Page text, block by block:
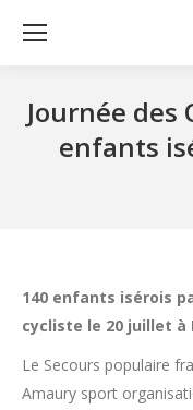
Journée des
enfants
140 enfants isérois
cycliste le 20 juillet à
Le Secours populaire
Amaury sport